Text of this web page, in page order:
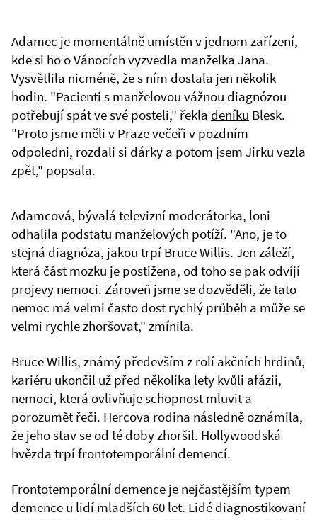
Adamec je momentálně umístěn v jednom zařízení,
kde si ho o Vánocích vyzvedla manželka Jana.
Vysvětlila nicméně, že s ním dostala jen několik
hodin. "Pacienti s manželovou vážnou diagnózou
potřebují spát ve své posteli," řekla deníku Blesk.
"Proto jsme měli v Praze večeři v pozdním
odpoledni, rozdali si dárky a potom jsem Jirku vezla
zpět," popsala.
Adamcová, bývalá televizní moderátorka, loni
odhalila podstatu manželových potíží. "Ano, je to
stejná diagnóza, jakou trpí Bruce Willis. Jen záleží,
která část mozku je postižena, od toho se pak odvíjí
projevy nemoci. Zároveň jsme se dozvěděli, že tato
nemoc má velmi často dost rychlý průběh a může se
velmi rychle zhoršovat," zmínila.
Bruce Willis, známý především z rolí akčních hrdinů,
kariéru ukončil už před několika lety kvůli afázii,
nemoci, která ovlivňuje schopnost mluvit a
porozumět řeči. Hercova rodina následně oznámila,
že jeho stav se od té doby zhoršil. Hollywoodská
hvězda trpí frontotemporální demencí.
Frontotemporální demence je nejčastějším typem
demence u lidí mladších 60 let. Lidé diagnostikovaní